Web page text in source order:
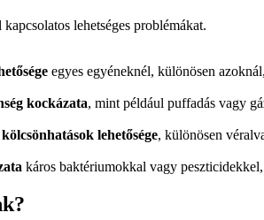
lehetséges problémákat.
egyes egyéneknél, különösen
kockázata, mint például puffadás vagy
lehetősége, különösen
káros baktériumokkal vagy